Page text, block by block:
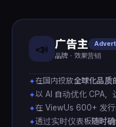
📣 广告主
品牌・效果营销
✦在国内投放全球化品质
✦以 AI 自动优化 CPA，
✦在 ViewUs 600+ 发行
✦透过实时仪表板随时